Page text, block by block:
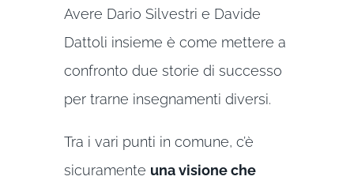
Avere Dario Silvestri e Davide
Dattoli insieme è come mettere a
confronto due storie di successo
per trarne insegnamenti diversi.
Tra i vari punti in comune, c’è
sicuramente una visione che